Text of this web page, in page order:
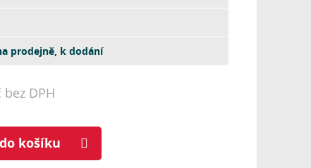
prodejně, k dodání
bez DPH
košíku